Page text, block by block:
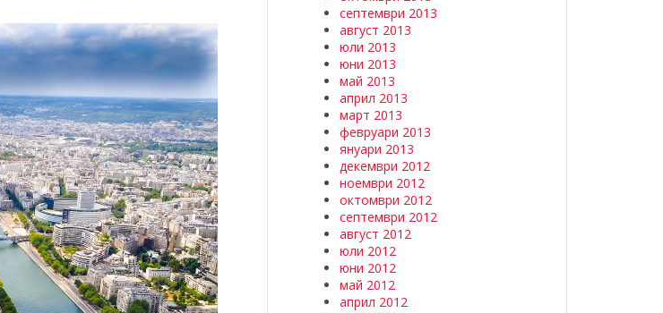
септември 2013
август 2013
юли 2013
юни 2013
май 2013
април 2013
март 2013
февруари 2013
януари 2013
декември 2012
ноември 2012
октомври 2012
септември 2012
август 2012
юли 2012
юни 2012
май 2012
април 2012